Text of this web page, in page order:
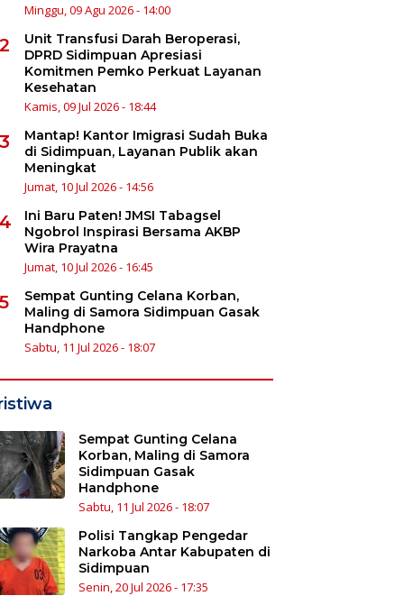
Minggu, 09 Agu 2026 - 14:00
Unit Transfusi Darah Beroperasi,
DPRD Sidimpuan Apresiasi
Komitmen Pemko Perkuat Layanan
Kesehatan
Kamis, 09 Jul 2026 - 18:44
Mantap! Kantor Imigrasi Sudah Buka
di Sidimpuan, Layanan Publik akan
Meningkat
Jumat, 10 Jul 2026 - 14:56
Ini Baru Paten! JMSI Tabagsel
Ngobrol Inspirasi Bersama AKBP
Wira Prayatna
Jumat, 10 Jul 2026 - 16:45
Sempat Gunting Celana Korban,
Maling di Samora Sidimpuan Gasak
Handphone
Sabtu, 11 Jul 2026 - 18:07
Sempat Gunting Celana
Korban, Maling di Samora
Sidimpuan Gasak
Handphone
Sabtu, 11 Jul 2026 - 18:07
Polisi Tangkap Pengedar
Narkoba Antar Kabupaten di
Sidimpuan
Senin, 20 Jul 2026 - 17:35